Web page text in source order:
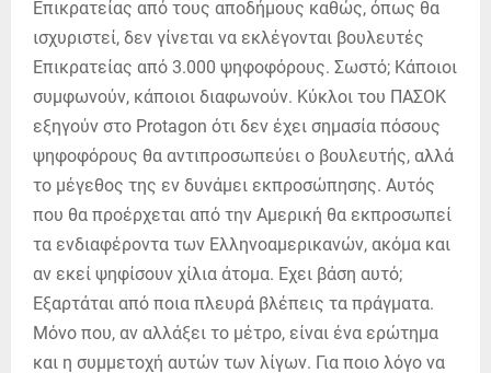
Επικρατείας από τους αποδήμους καθώς, όπως θα
ισχυριστεί, δεν γίνεται να εκλέγονται βουλευτές
Επικρατείας από 3.000 ψηφοφόρους. Σωστό; Κάποιοι
συμφωνούν, κάποιοι διαφωνούν. Κύκλοι του ΠΑΣΟΚ
εξηγούν στο Protagon ότι δεν έχει σημασία πόσους
ψηφοφόρους θα αντιπροσωπεύει ο βουλευτής, αλλά
το μέγεθος της εν δυνάμει εκπροσώπησης. Αυτός
που θα προέρχεται από την Αμερική θα εκπροσωπεί
τα ενδιαφέροντα των Ελληνοαμερικανών, ακόμα και
αν εκεί ψηφίσουν χίλια άτομα. Εχει βάση αυτό;
Εξαρτάται από ποια πλευρά βλέπεις τα πράγματα.
Μόνο που, αν αλλάξει το μέτρο, είναι ένα ερώτημα
και η συμμετοχή αυτών των λίγων. Για ποιο λόγο να